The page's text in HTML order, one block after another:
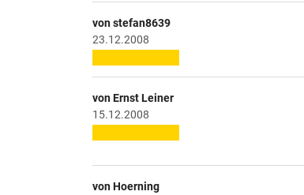
von stefan8639
23.12.2008
von Ernst Leiner
15.12.2008
von Hoerning